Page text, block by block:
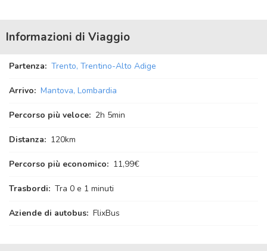
Informazioni di Viaggio
Partenza: Trento, Trentino-Alto Adige
Arrivo: Mantova, Lombardia
Percorso più veloce: 2h 5min
Distanza: 120km
Percorso più economico: 11,99€
Trasbordi: Tra 0 e 1 minuti
Aziende di autobus: FlixBus